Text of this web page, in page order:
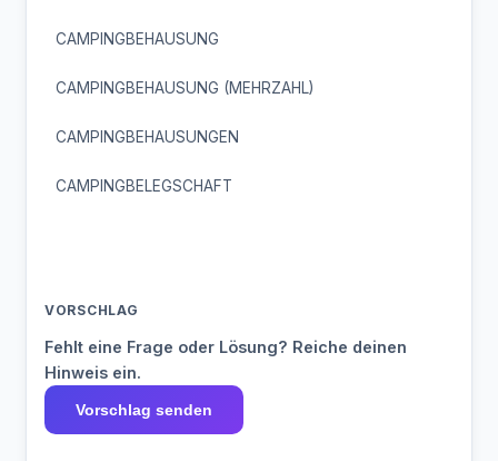
CAMPINGBEHAUSUNG
CAMPINGBEHAUSUNG (MEHRZAHL)
CAMPINGBEHAUSUNGEN
CAMPINGBELEGSCHAFT
VORSCHLAG
Fehlt eine Frage oder Lösung? Reiche deinen
Hinweis ein.
Vorschlag senden